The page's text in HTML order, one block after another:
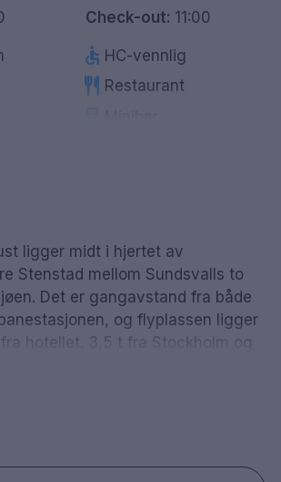
Check-out: 11:00
accessible HC-vennlig
restaurant Restaurant
ligger midt i hjertet av
Stenstad mellom Sundsvalls to
Det er gangavstand fra både
og flyplassen ligger
hotellet. 3,5 t fra Stockholm og
Knaust er best kjent for sin
marmortrapp som møter gjesten